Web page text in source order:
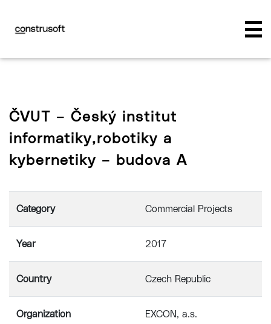
ČVUT – Český institut
informatiky,robotiky a
kybernetiky – budova A
Category Commercial Projects
Year 2017
Country Czech Republic
Organization EXCON, a.s.